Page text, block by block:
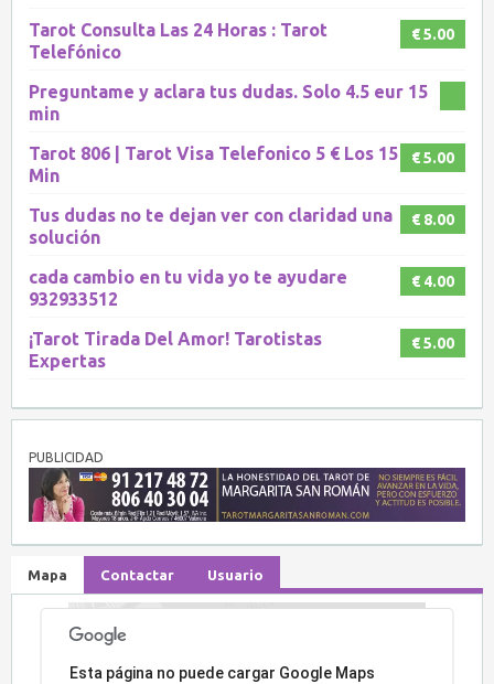
€ 5.00
Tarot Consulta Las 24 Horas : Tarot
Telefónico
Preguntame y aclara tus dudas. Solo 4.5 eur 15
min
€ 5.00
Tarot 806 | Tarot Visa Telefonico 5 € Los 15
Min
€ 8.00
Tus dudas no te dejan ver con claridad una
solución
€ 4.00
cada cambio en tu vida yo te ayudare
932933512
€ 5.00
¡Tarot Tirada Del Amor! Tarotistas
Expertas
PUBLICIDAD
Mapa Contactar Usuario
Lo sentimos, la dirección no ha sido encontrada.
Esta página no puede cargar Google Maps